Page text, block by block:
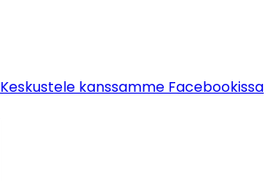
Keskustele kanssamme Facebookissa